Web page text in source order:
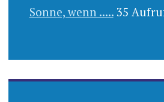
Sonne, wenn ..... 35